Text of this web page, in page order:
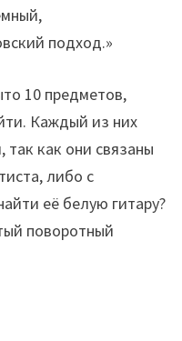
подход.»
10 предметов,
Каждый из них
так как они связаны
либо с
её белую гитару?
поворотный